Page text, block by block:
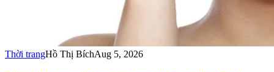
Thời trangHồ Thị BíchAug 5, 2026